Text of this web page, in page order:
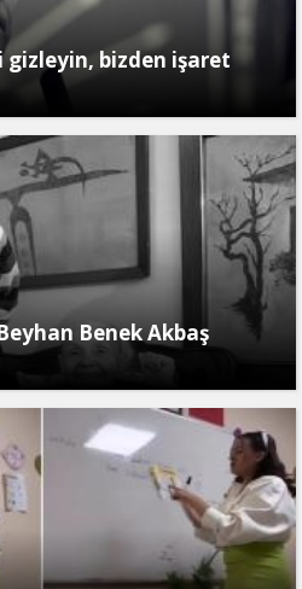
gizleyin, bizden işaret
Benek Akbaş